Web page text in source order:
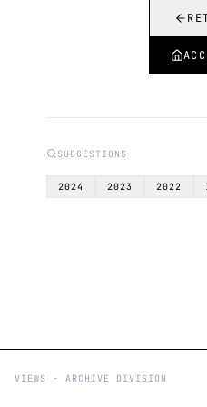
SUGGESTIONS
2024 2023 2022
VIEWS - ARCHIVE DIVISION